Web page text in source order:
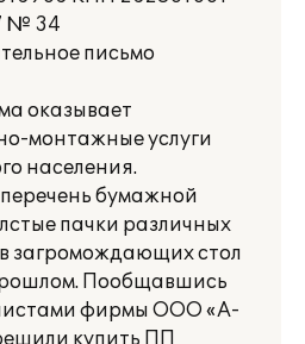
№ 34
письмо
оказывает
монтажные услуги
населения.
бумажной
пачки различных
загромождающих стол
Пообщавшись
фирмы ООО «А-
купить ПП